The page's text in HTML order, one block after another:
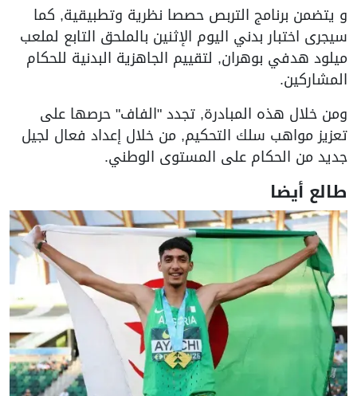
و يتضمن برنامج التربص حصصا نظرية وتطبيقية, كما
سيجرى اختبار بدني اليوم الإثنين بالملحق التابع لملعب
ميلود هدفي بوهران, لتقييم الجاهزية البدنية للحكام
المشاركين.
ومن خلال هذه المبادرة, تجدد "الفاف" حرصها على
تعزيز مواهب سلك التحكيم, من خلال إعداد فعال لجيل
جديد من الحكام على المستوى الوطني.
طالع أيضا